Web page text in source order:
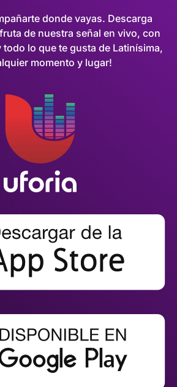
donde vayas. Descarga
de nuestra señal en vivo, con
lo que te gusta de Latinísima,
momento y lugar!